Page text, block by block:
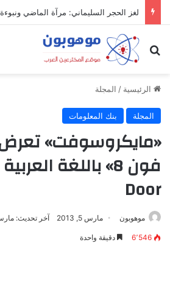
لغز الحجر السليماني: مرآة الماضي ونبوءة
بحث عن
الرئيسية / المجلة
المجلة بنك المعلومات
«مايكروسوفت» تعرض
Door
موهوبون مارس 5, 2013 آخر تحديث: مارس 4,
6٬546 دقيقة واحدة